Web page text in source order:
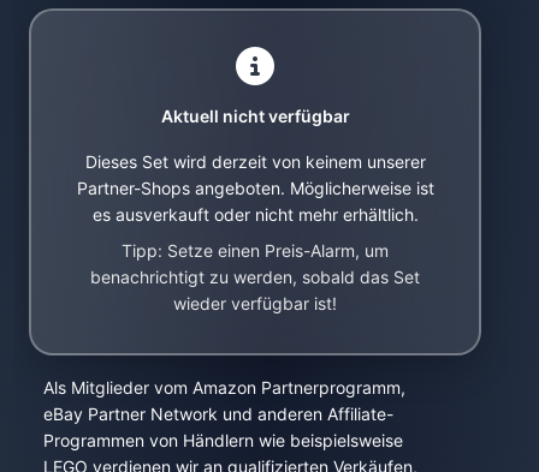
Aktuell nicht verfügbar
Dieses Set wird derzeit von keinem unserer
Partner-Shops angeboten. Möglicherweise ist
es ausverkauft oder nicht mehr erhältlich.
Tipp: Setze einen Preis-Alarm, um
benachrichtigt zu werden, sobald das Set
wieder verfügbar ist!
Als Mitglieder vom Amazon Partnerprogramm,
eBay Partner Network und anderen Affiliate-
Programmen von Händlern wie beispielsweise
LEGO verdienen wir an qualifizierten Verkäufen,